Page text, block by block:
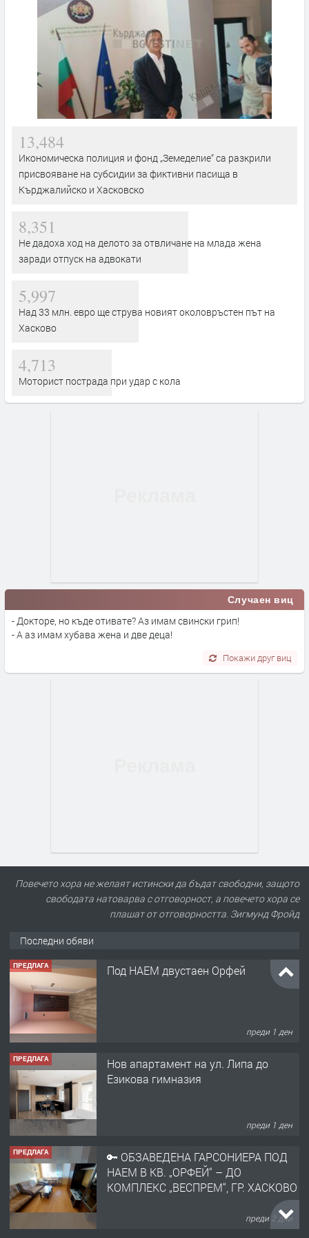
13,484
Икономическа полиция и фонд „Земеделие“ са разкрили
присвояване на субсидии за фиктивни пасища в
Кърджалийско и Хасковско
8,351
Не дадоха ход на делото за отвличане на млада жена
заради отпуск на адвокати
5,997
Над 33 млн. евро ще струва новият околовръстен път на
Хасково
4,713
Моторист пострада при удар с кола
Случаен виц
- Докторе, но къде отивате? Аз имам свински грип!
- А аз имам хубава жена и две деца!
Покажи друг виц
Повечето хора не желаят истински да бъдат свободни, защото
свободата натоварва с отговорност, а повечето хора се
плашат от отговорността. Зигмунд Фройд
Последни обяви
ПРЕДЛАГА
Нов апартамент на ул. Липа до
ПРЕДЛАГА
🔑 ОБЗАВЕДЕНА ГАРСОНИЕРА ПОД
КОМПЛЕКС „ВЕСПРЕМ“, ГР. ХАСКОВО
преди 2 дни
ПРЕДЛАГА